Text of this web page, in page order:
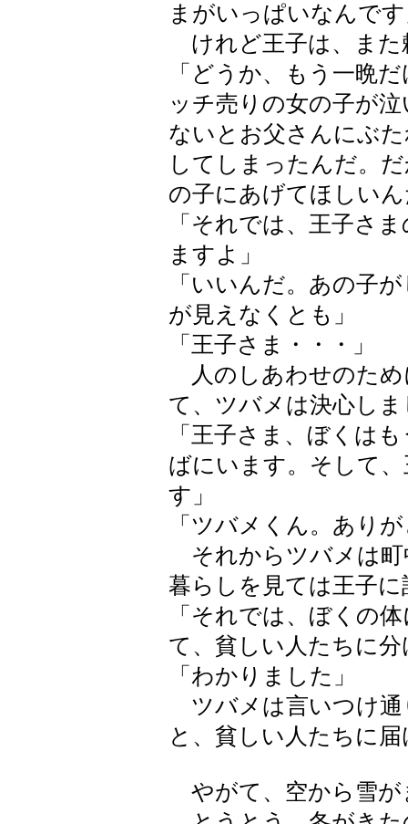
まがいっぱいなんで
けれど王子は、また
「どうか、もう一晩
ッチ売りの女の子が
ないとお父さんにぶ
してしまったんだ。
の子にあげてほしい
「それでは、王子さ
ますよ」
「いいんだ。あの子
が見えなくとも」
「王子さま・・・」
人のしあわせのため
て、ツバメは決心し
「王子さま、ぼくは
ばにいます。そして
す」
「ツバメくん。あり
それからツバメは町
暮らしを見ては王子
「それでは、ぼくの
て、貧しい人たちに
「わかりました」
ツバメは言いつけ通
と、貧しい人たちに
やがて、空から雪が